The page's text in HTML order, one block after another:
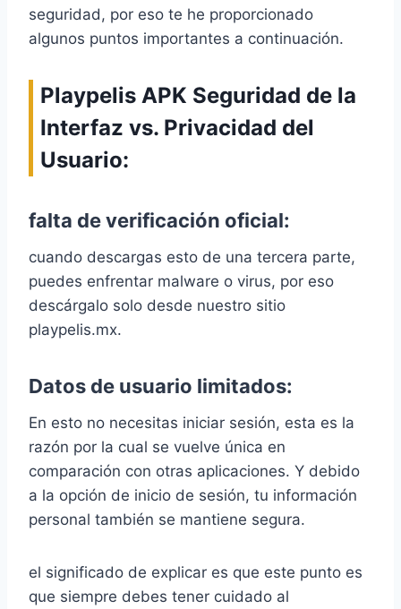
seguridad, por eso te he proporcionado
algunos puntos importantes a continuación.
Playpelis APK Seguridad de la
Interfaz vs. Privacidad del
Usuario:
falta de verificación oficial:
cuando descargas esto de una tercera parte,
puedes enfrentar malware o virus, por eso
descárgalo solo desde nuestro sitio
playpelis.mx.
Datos de usuario limitados:
En esto no necesitas iniciar sesión, esta es la
razón por la cual se vuelve única en
comparación con otras aplicaciones. Y debido
a la opción de inicio de sesión, tu información
personal también se mantiene segura.
el significado de explicar es que este punto es
que siempre debes tener cuidado al